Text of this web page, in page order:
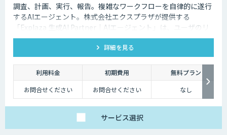
調査、計画、実行、報告。複雑なワークフローを自律的に遂行
するAIエージェント。株式会社エクスプラザが提供する
「Explaza 生成AI Partner｜AIエージェント」は、ユーザのリ
テラシーが必要であった、従来のAI活用とは異なり、目的を与
えられれば、自ら手順を考え、外部ツールを操作し、業務を完
遂します「AIエージェント」を構築します。商品企画、文章作
成、校正・校閲など、人の判断が必要だった複雑な業務を自動
化します。
詳細を見る
利用料金 初期費用
無料プラン
お問合せください
お問合せください なし
サービス選択